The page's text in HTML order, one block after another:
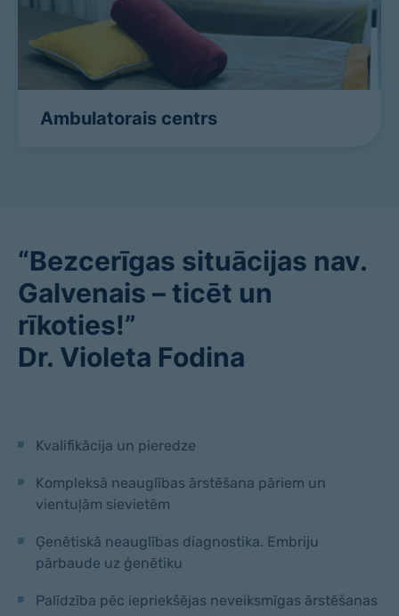
Ambulatorais centrs
“Bezcerīgas situācijas nav.
Galvenais – ticēt un
rīkoties!”
Dr. Violeta Fodina
Kvalifikācija un pieredze
Kompleksā neauglības ārstēšana pāriem un
vientuļām sievietēm
Ģenētiskā neauglības diagnostika. Embriju
pārbaude uz ģenētiku
Palīdzība pēc iepriekšējas neveiksmīgas ārstēšanas